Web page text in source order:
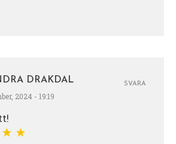
DRAKDAL
2024 - 19:19
SVARA